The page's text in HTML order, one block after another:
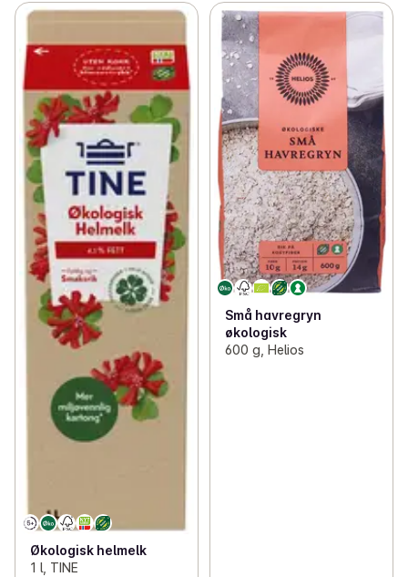
Økologisk helmelk
1 l, TINE
Små havregryn
økologisk
600 g, Helios